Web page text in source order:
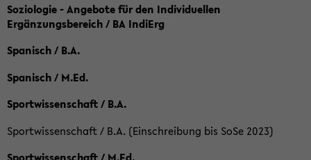
Soziologie - Angebote für den Individuellen
Ergänzungsbereich / BA IndiErg
Spanisch / B.A.
Spanisch / M.Ed.
Sportwissenschaft / B.A.
Sportwissenschaft / B.A. (Einschreibung bis SoSe 2023)